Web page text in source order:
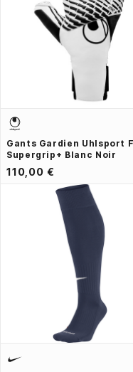
Gants Gardien Uhlsport
Supergrip+ Blanc Noir
110,00 €